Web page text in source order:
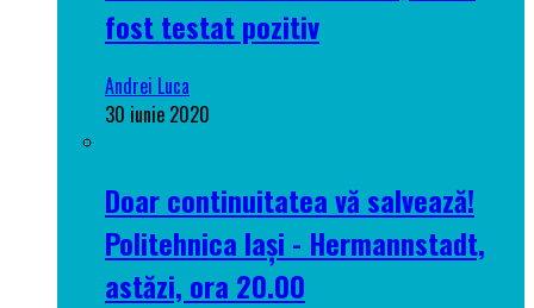
fost testat pozitiv
Andrei Luca
30 iunie 2020
Doar continuitatea vă salvează!
Politehnica Iași - Hermannstadt,
astăzi, ora 20.00